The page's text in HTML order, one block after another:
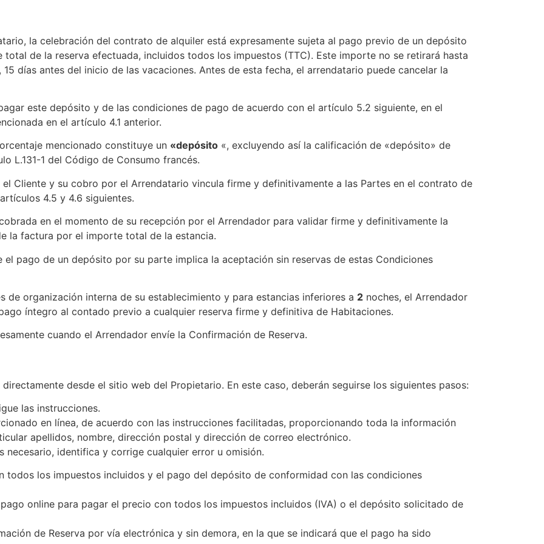
la celebración del contrato de alquiler está expresamente sujeta al pago previo de un depósito
de la reserva efectuada, incluidos todos los impuestos (TTC). Este importe no se retirará hasta
días antes del inicio de las vacaciones. Antes de esta fecha, el arrendatario puede cancelar la
este depósito y de las condiciones de pago de acuerdo con el artículo 5.2 siguiente, en el
en el artículo 4.1 anterior.
mencionado constituye un «depósito «, excluyendo así la calificación de «depósito» de
L.131-1 del Código de Consumo francés.
Cliente y su cobro por el Arrendatario vincula firme y definitivamente a las Partes en el contrato de
4.5 y 4.6 siguientes.
en el momento de su recepción por el Arrendador para validar firme y definitivamente la
la factura por el importe total de la estancia.
el pago de un depósito por su parte implica la aceptación sin reservas de estas Condiciones
de organización interna de su establecimiento y para estancias inferiores a 2 noches, el Arrendador
íntegro al contado previo a cualquier reserva firme y definitiva de Habitaciones.
cuando el Arrendador envíe la Confirmación de Reserva.
desde el sitio web del Propietario. En este caso, deberán seguirse los siguientes pasos:
las instrucciones.
en línea, de acuerdo con las instrucciones facilitadas, proporcionando toda la información
apellidos, nombre, dirección postal y dirección de correo electrónico.
necesario, identifica y corrige cualquier error u omisión.
todos los impuestos incluidos y el pago del depósito de conformidad con las condiciones
online para pagar el precio con todos los impuestos incluidos (IVA) o el depósito solicitado de
de Reserva por vía electrónica y sin demora, en la que se indicará que el pago ha sido